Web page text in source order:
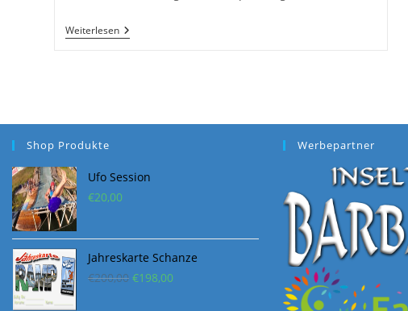
WeiterlesenFotos
Vom
Shop Produkte
Ufo Session
€20,00
Jahreskarte Schanze
€200,00 Ursprünglicher
€198,00Aktueller
Werbepartner